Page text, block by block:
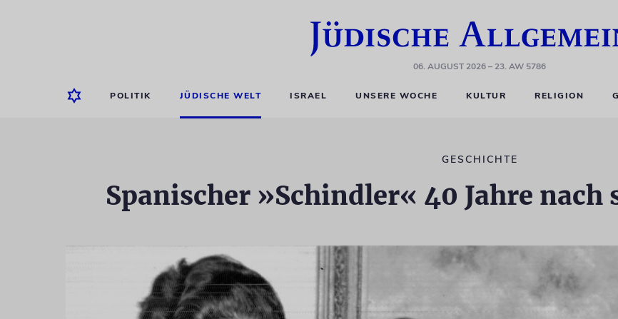
06. AUGUST 2026– 23. AW 5786
POLITIK JÜDISCHE WELT ISRAEL UNSERE WOCHE KULTUR RELIGION
GESCHICHTE
Spanischer »Schindler« 40 Jahre nach